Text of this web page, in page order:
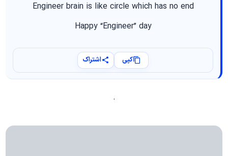
Engineer brain is like circle which has no end
Happy “Engineer” day
کپی اشتراک
.